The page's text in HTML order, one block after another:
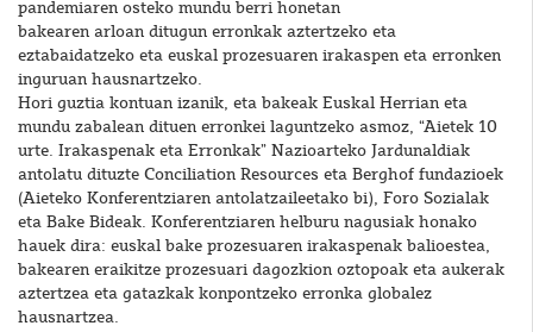
pandemiaren osteko mundu berri honetan
bakearen arloan ditugun erronkak aztertzeko eta
eztabaidatzeko eta euskal prozesuaren irakaspen eta erronken
inguruan hausnartzeko.
Hori guztia kontuan izanik, eta bakeak Euskal Herrian eta
mundu zabalean dituen erronkei laguntzeko asmoz, “Aietek 10
urte. Irakaspenak eta Erronkak” Nazioarteko Jardunaldiak
antolatu dituzte Conciliation Resources eta Berghof fundazioek
(Aieteko Konferentziaren antolatzaileetako bi), Foro Sozialak
eta Bake Bideak. Konferentziaren helburu nagusiak honako
hauek dira: euskal bake prozesuaren irakaspenak balioestea,
bakearen eraikitze prozesuari dagozkion oztopoak eta aukerak
aztertzea eta gatazkak konpontzeko erronka globalez
hausnartzea.